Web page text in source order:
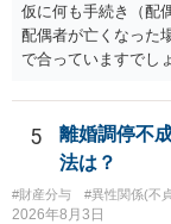
仮に何も手続き（配
配偶者が亡くなった
で合っていますでし
完全に所有する場合
償金の支払いが必要
5
離婚調停不
法は？
#財産分与 #異性関係(不
2026年8月3日